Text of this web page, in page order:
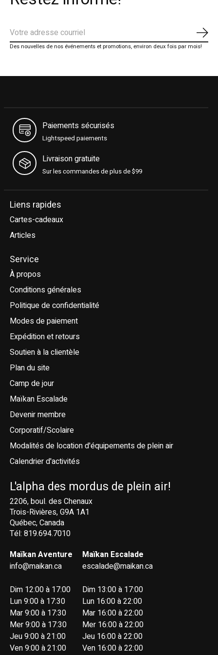
Des nouvelles de nos événements et promotions, environ deux fois par mois!
Paiements sécurisés
Lightspeed paiements
Livraison gratuite
Sur les commandes de plus de $99
Liens rapides
Cartes-cadeaux
Articles
Service
À propos
Conditions générales
Politique de confidentialité
Modes de paiement
Expédition et retours
Soutien à la clientèle
Plan du site
Camp de jour
Maïkan Escalade
Devenir membre
Corporatif/Scolaire
Modalités de location d'équipements de plein air
Calendrier d'activités
L'alpha des mordus de plein air!
2206, boul. des Chenaux
Trois-Rivières, G9A 1A1
Québec, Canada
Tél: 819.694.7010
Maïkan Aventure
info@maikan.ca
Dim 12:00 à 17:00
Lun 9:00 à 17:30
Mar 9:00 à 17:30
Mer 9:00 à 17:30
Jeu 9:00 à 21:00
Ven 9:00 à 21:00
Maïkan Escalade
escalade@maikan.ca
Dim 13:00 à 17:00
Lun 16:00 à 22:00
Mar 16:00 à 22:00
Mer 16:00 à 22:00
Jeu 16:00 à 22:00
Ven 16:00 à 22:00